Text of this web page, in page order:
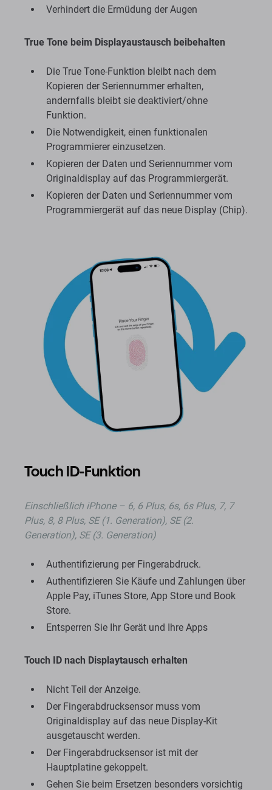
Verhindert die Ermüdung der Augen
True Tone beim Displayaustausch beibehalten
Die True Tone-Funktion bleibt nach dem
Kopieren der Seriennummer erhalten,
andernfalls bleibt sie deaktiviert/ohne
Funktion.
Die Notwendigkeit, einen funktionalen
Programmierer einzusetzen.
Kopieren der Daten und Seriennummer vom
Originaldisplay auf das Programmiergerät.
Kopieren der Daten und Seriennummer vom
Programmiergerät auf das neue Display (Chip).
Touch ID-Funktion
Einschließlich iPhone – 6, 6 Plus, 6s, 6s Plus, 7, 7
Plus, 8, 8 Plus, SE (1. Generation), SE (2.
Generation), SE (3. Generation)
Authentifizierung per Fingerabdruck.
Authentifizieren Sie Käufe und Zahlungen über
Apple Pay, iTunes Store, App Store und Book
Store.
Entsperren Sie Ihr Gerät und Ihre Apps
Touch ID nach Displaytausch erhalten
Nicht Teil der Anzeige.
Der Fingerabdrucksensor muss vom
Originaldisplay auf das neue Display-Kit
ausgetauscht werden.
Der Fingerabdrucksensor ist mit der
Hauptplatine gekoppelt.
Gehen Sie beim Ersetzen besonders vorsichtig